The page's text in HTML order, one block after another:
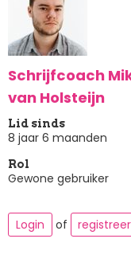
Schrijfcoach
van Holsteijn
Lid sinds
8 jaar 6 maanden
Rol
Gewone gebruiker
Login of registreer